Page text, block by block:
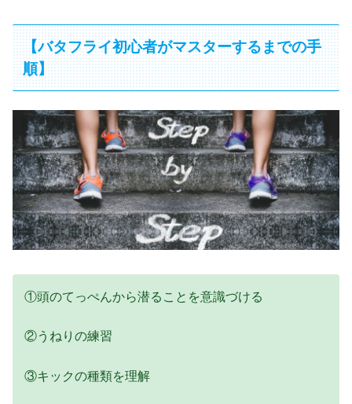
【バタフライ初心者がマスターするまでの手
順】
①頭のてっぺんから潜ることを意識づける
②うねりの練習
③キックの種類を理解